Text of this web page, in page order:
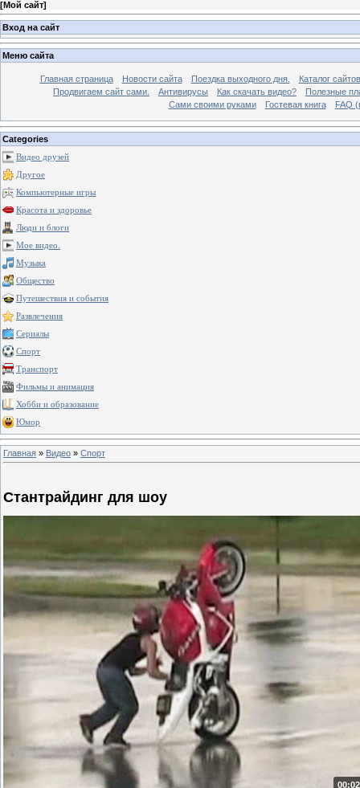
[Мой сайт]
Вход на сайт
Меню сайта
Главная страница Новости сайта Поездка выходного дня.
Каталог сайтов
Продвигаем сайт сами.
Антивирусы Как скачать видео?
Полезные
Сами своими руками
Гостевая книга FAQ
Categories
Видео друзей
Другое
Компьютерные игры
Красота и здоровье
Люди и блоги
Мое видео.
Музыка
Общество
Путешествия и события
Развлечения
Сериалы
Спорт
Транспорт
Фильмы и анимация
Хобби и образование
Юмор
Главная » Видео » Спорт
Стантрайдинг для шоу